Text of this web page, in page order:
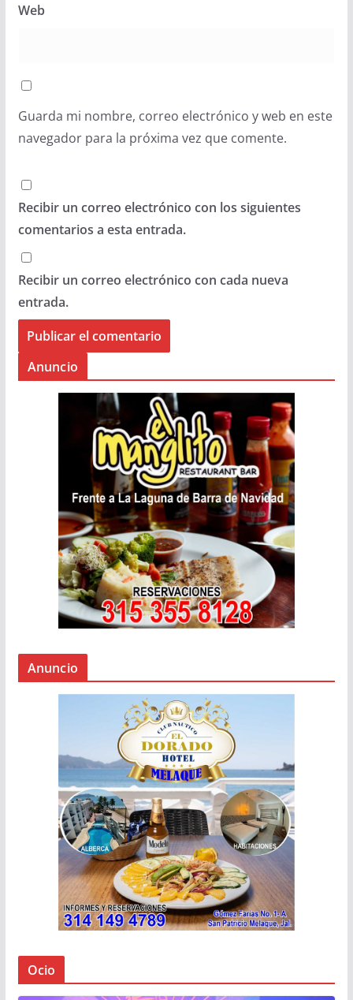
Web
Guarda mi nombre, correo electrónico y web en este
navegador para la próxima vez que comente.
Recibir un correo electrónico con los siguientes
comentarios a esta entrada.
Recibir un correo electrónico con cada nueva
entrada.
Anuncio
Anuncio
Ocio